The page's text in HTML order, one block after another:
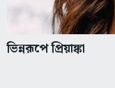
ভিন্নরূপে প্রিয়াঙ্কা